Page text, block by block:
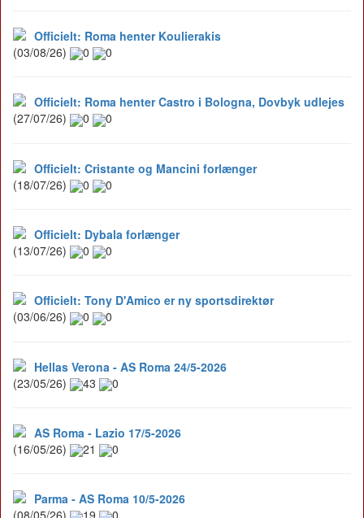
Officielt: Roma henter Koulierakis
(03/08/26)
0 0
Officielt: Roma henter Castro i Bologna, Dovbyk udlejes
(27/07/26)
0 0
Officielt: Cristante og Mancini forlænger
(18/07/26)
0 0
Officielt: Dybala forlænger
(13/07/26)
0 0
Officielt: Tony D'Amico er ny sportsdirektør
(03/06/26)
0 0
Hellas Verona - AS Roma 24/5-2026
(23/05/26)
43 0
AS Roma - Lazio 17/5-2026
(16/05/26)
21 0
Parma - AS Roma 10/5-2026